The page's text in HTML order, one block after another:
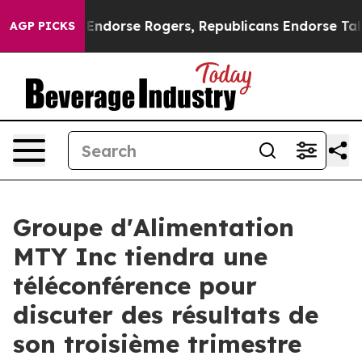
AGP PICKSEndorse Rogers, Republicans Endorse
Groupe d'Alimentation
MTY Inc tiendra une
téléconférence pour
discuter des résultats de
son troisième trimestre